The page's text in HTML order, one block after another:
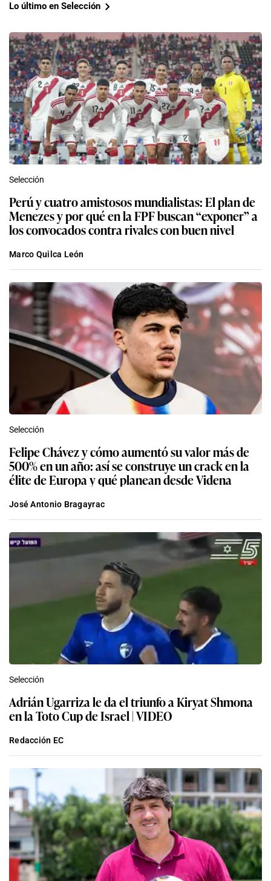
Lo último en Selección
Selección
Perú y cuatro amistosos mundialistas: El plan de
Menezes y por qué en la FPF buscan “exponer” a
los convocados contra rivales con buen nivel
Marco Quilca León
Selección
Felipe Chávez y cómo aumentó su valor más de
500% en un año: así se construye un crack en la
élite de Europa y qué planean desde Videna
José Antonio Bragayrac
Selección
Adrián Ugarriza le da el triunfo a Kiryat Shmona
en la Toto Cup de Israel | VIDEO
Redacción EC